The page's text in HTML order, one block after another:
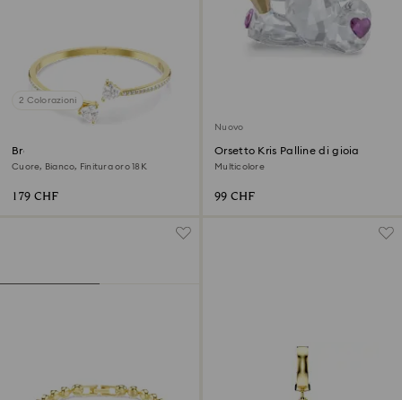
2 Colorazioni
Bracciale rigido Mesmera
Cuore, Bianco, Finitura oro 18K
179 CHF
Nuovo
Orsetto Kris Palline di gioia
Multicolore
99 CHF